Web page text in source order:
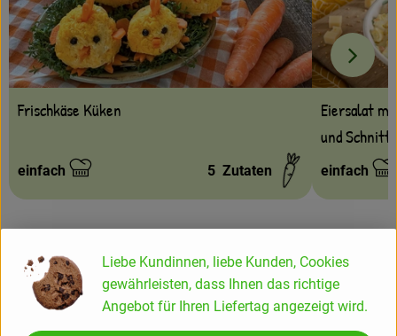
Frischkäse Küken
Schwierigkeit:
einfach 5 Zutaten
Eiersalat
und
einfach
Info
Liebe Kundinnen, liebe Kunden, Cookies
gewährleisten, dass Ihnen das richtige
Angebot für Ihren Liefertag angezeigt wird.